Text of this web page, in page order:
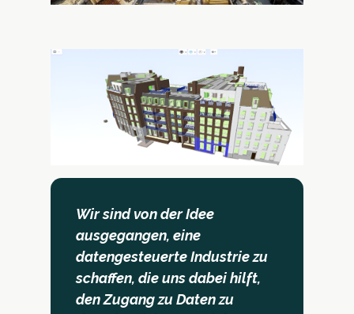
Wir sind von der Idee
ausgegangen, eine
datengesteuerte Industrie zu
schaffen, die uns dabei hilft,
den Zugang zu Daten zu